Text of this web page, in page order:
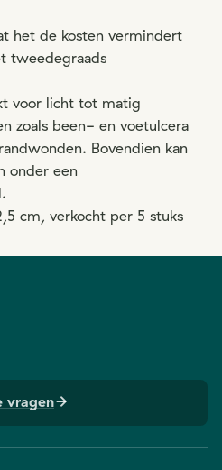
het de kosten vermindert
tweedegraads
voor licht tot matig
zoals been- en voetulcera
Bovendien kan
onder een
cm, verkocht per 5 stuks
vragen